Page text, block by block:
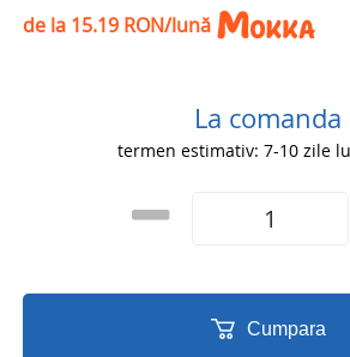
de la 15.19 RON/lună
La comanda
termen estimativ: 7-10 zile
Cumpara